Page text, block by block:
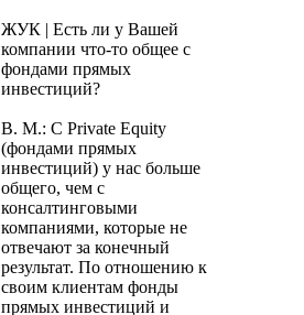
ЖУК | Есть ли у Вашей
компании что-то общее с
фондами прямых
инвестиций?
В. М.: С Private Equity
(фондами прямых
инвестиций) у нас больше
общего, чем с
консалтинговыми
компаниями, которые не
отвечают за конечный
результат. По отношению к
своим клиентам фонды
прямых инвестиций и